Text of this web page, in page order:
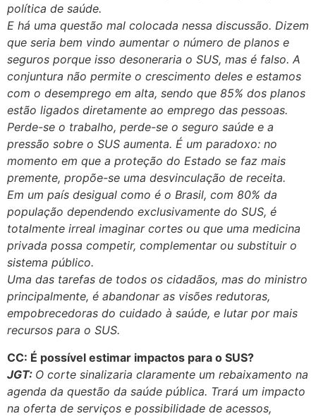
política de saúde.
E há uma questão mal colocada nessa discussão. Dizem
que seria bem vindo aumentar o número de planos e
seguros porque isso desoneraria o SUS, mas é falso. A
conjuntura não permite o crescimento deles e estamos
com o desemprego em alta, sendo que 85% dos planos
estão ligados diretamente ao emprego das pessoas.
Perde-se o trabalho, perde-se o seguro saúde e a
pressão sobre o SUS aumenta. É um paradoxo: no
momento em que a proteção do Estado se faz mais
premente, propõe-se uma desvinculação de receita.
Em um país desigual como é o Brasil, com 80% da
população dependendo exclusivamente do SUS, é
totalmente irreal imaginar cortes ou que uma medicina
privada possa competir, complementar ou substituir o
sistema público.
Uma das tarefas de todos os cidadãos, mas do ministro
principalmente, é abandonar as visões redutoras,
empobrecedoras do cuidado à saúde, e lutar por mais
recursos para o SUS.
CC: É possível estimar impactos para o SUS?
JGT: O corte sinalizaria claramente um rebaixamento na
agenda da questão da saúde pública. Trará um impacto
na oferta de serviços e possibilidade de acessos,